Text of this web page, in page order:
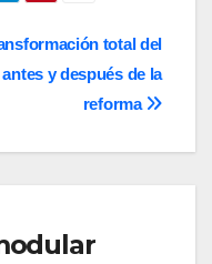
total del
y después de la
reforma